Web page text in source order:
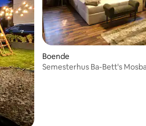
Boende
Semesterhus Ba-Bett's